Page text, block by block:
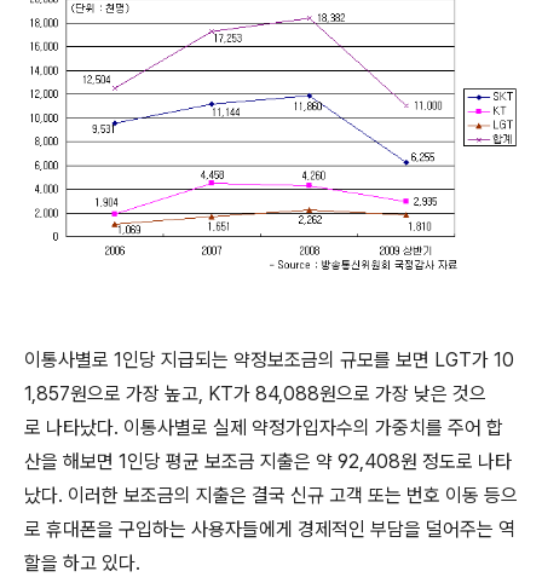
이통사별로 1인당 지급되는 약정보조금의 규모를 보면 LGT가 10
1,857원으로 가장 높고, KT가 84,088원으로 가장 낮은 것으
로 나타났다. 이통사별로 실제 약정가입자수의 가중치를 주어 합
산을 해보면 1인당 평균 보조금 지출은 약 92,408원 정도로 나타
났다. 이러한 보조금의 지출은 결국 신규 고객 또는 번호 이동 등으
로 휴대폰을 구입하는 사용자들에게 경제적인 부담을 덜어주는 역
할을 하고 있다.